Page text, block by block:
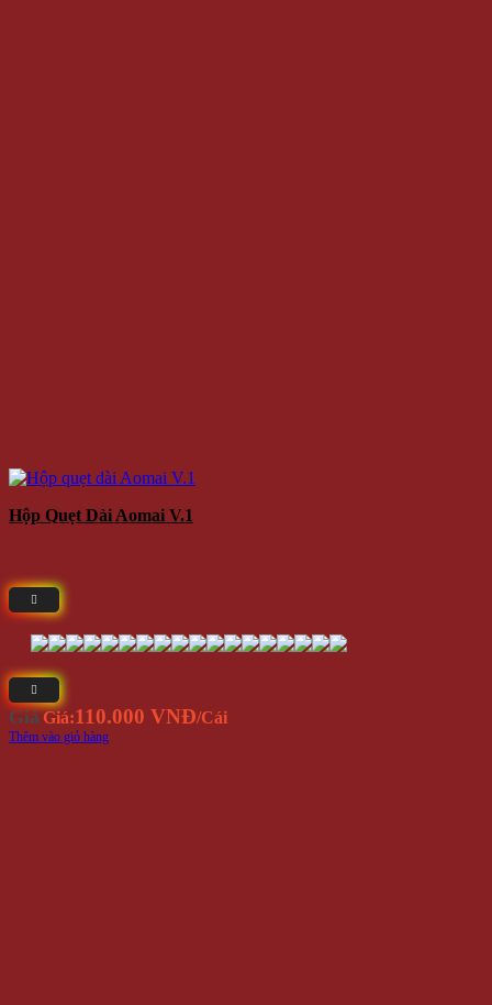
Hộp Quẹt Dài Aomai V.1
Giá Giá:110.000 VNĐ/Cái
Thêm vào giỏ hàng